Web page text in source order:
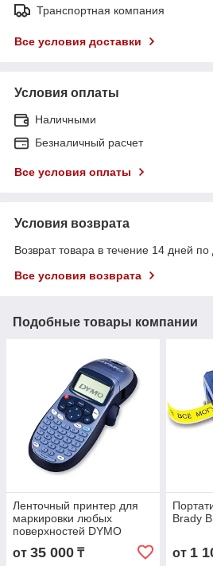
Транспортная компания
Все условия доставки
Условия оплаты
Наличными
Безналичный расчет
Все условия оплаты
Условия возврата
Возврат товара в течение 14 дней по
Все условия возврата
Подобные товары компании
Ленточный принтер для
маркировки любых
поверхностей DYMO
от 35 000 ₸
Brady
от 1